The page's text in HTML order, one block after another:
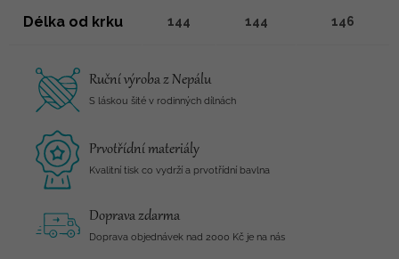
Délka od krku 144 144 146
Ruční výroba z Nepálu
S láskou šité v rodinných dílnách
Prvotřídní materiály
Kvalitní tisk co vydrží a prvotřídní bavlna
Doprava zdarma
Doprava objednávek nad 2000 Kč je na nás